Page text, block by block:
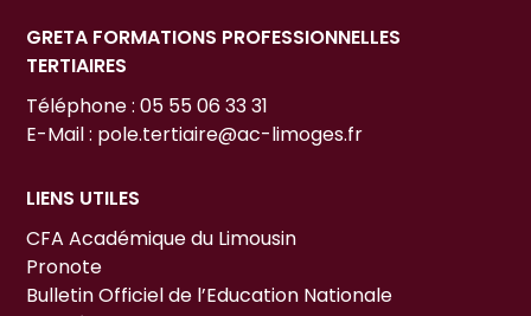
GRETA FORMATIONS PROFESSIONNELLES
TERTIAIRES
Téléphone : 05 55 06 33 31
E-Mail : pole.tertiaire@ac-limoges.fr
LIENS UTILES
CFA Académique du Limousin
Pronote
Bulletin Officiel de l’Education Nationale